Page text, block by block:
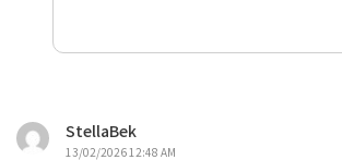
StellaBek
13/02/2026 12:48 AM